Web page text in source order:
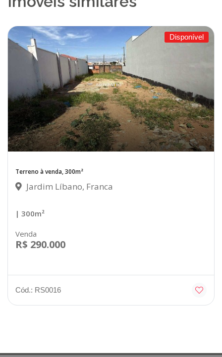
Disponível
Terreno à venda, 300m²
Jardim Líbano, Franca
| 300m²
Venda
R$ 290.000
Cód.: RS0016